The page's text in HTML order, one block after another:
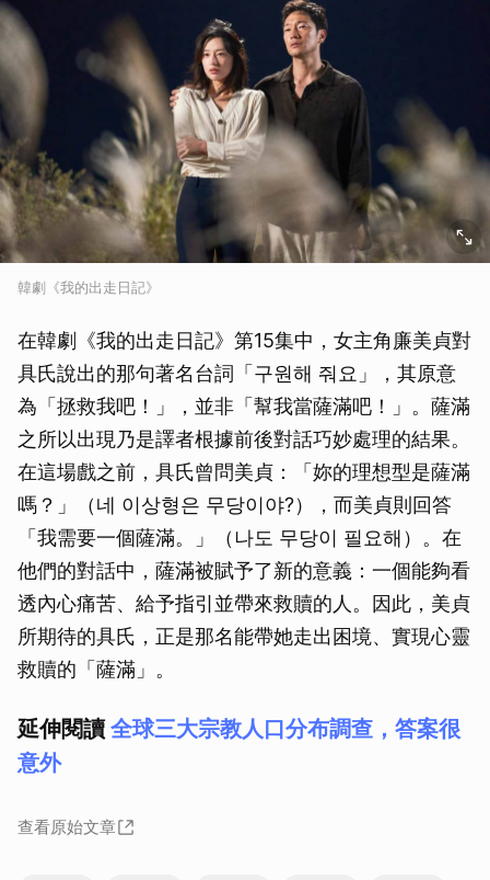
韓劇《我的出走日記》
在韓劇《我的出走日記》第15集中，女主角廉美貞對
具氏說出的那句著名台詞「구원해 줘요」，其原意
為「拯救我吧！」，並非「幫我當薩滿吧！」。薩滿
之所以出現乃是譯者根據前後對話巧妙處理的結果。
在這場戲之前，具氏曾問美貞：「妳的理想型是薩滿
嗎？」（네 이상형은 무당이야?），而美貞則回答
「我需要一個薩滿。」（나도 무당이 필요해）。在
他們的對話中，薩滿被賦予了新的意義：一個能夠看
透內心痛苦、給予指引並帶來救贖的人。因此，美貞
所期待的具氏，正是那名能帶她走出困境、實現心靈
救贖的「薩滿」。
延伸閱讀全球三大宗教人口分布調查，答案很
意外
查看原始文章